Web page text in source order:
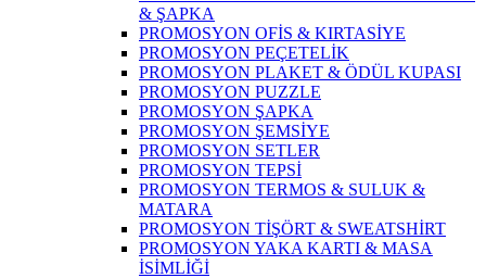
& ŞAPKA
PROMOSYON OFİS & KIRTASİYE
PROMOSYON PEÇETELİK
PROMOSYON PLAKET & ÖDÜL KUPASI
PROMOSYON PUZZLE
PROMOSYON ŞAPKA
PROMOSYON ŞEMSİYE
PROMOSYON SETLER
PROMOSYON TEPSİ
PROMOSYON TERMOS & SULUK &
MATARA
PROMOSYON TİŞÖRT & SWEATSHİRT
PROMOSYON YAKA KARTI & MASA
İSİMLİĞİ